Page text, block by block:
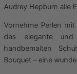
Audrey Hepburn alle
Vornehme Perlen
das elegante und
handbemalten
Bouquet – eine